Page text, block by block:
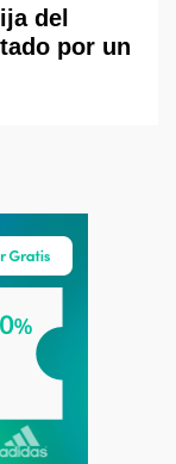
del
por un